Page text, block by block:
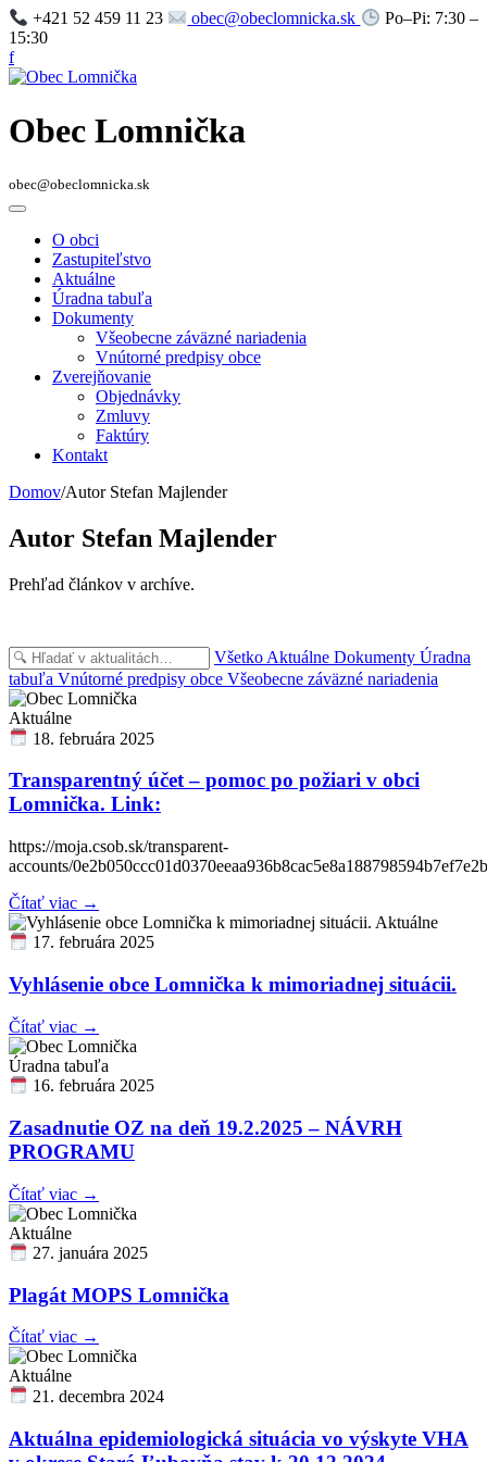
+421 52 459 11 23 obec@obeclomnicka.sk
Po–Pi: 7:30 –
15:30
f
Obec Lomnička
obec@obeclomnicka.sk
O obci
Zastupiteľstvo
Aktuálne
Úradna tabuľa
Dokumenty
Všeobecne záväzné nariadenia
Vnútorné predpisy obce
Zverejňovanie
Objednávky
Zmluvy
Faktúry
Kontakt
Domov/Autor Stefan Majlender
Autor Stefan Majlender
Prehľad článkov v archíve.
Všetko Aktuálne Dokumenty Úradna
tabuľa Vnútorné predpisy obce Všeobecne záväzné nariadenia
Aktuálne
18. februára 2025
Transparentný účet – pomoc po požiari v obci
Lomnička. Link:
https://moja.csob.sk/transparent-
accounts/
Čítať viac →
Aktuálne
17. februára 2025
Vyhlásenie obce Lomnička k mimoriadnej situácii.
Čítať viac →
Úradna tabuľa
16. februára 2025
Zasadnutie OZ na deň 19.2.2025 – NÁVRH
PROGRAMU
Čítať viac →
Aktuálne
27. januára 2025
Plagát MOPS Lomnička
Čítať viac →
Aktuálne
21. decembra 2024
Aktuálna epidemiologická situácia vo výskyte VHA